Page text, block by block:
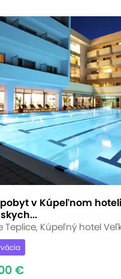
v Kúpeľnom
Teplice, Kúpeľný hotel
€